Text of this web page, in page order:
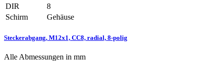
DIR
8
Schirm
Gehäuse
Steckerabgang, M12x1, CC8, radial, 8-polig
Alle Abmessungen in mm